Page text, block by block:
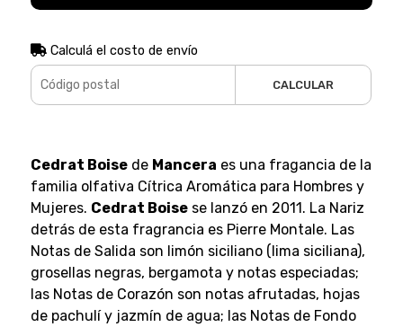
Calculá el costo de envío
CALCULAR
Cedrat Boisede Mancera es una fragancia de la
familia olfativa Cítrica Aromática para Hombres y
Mujeres. Cedrat Boisese lanzó en 2011. La Nariz
detrás de esta fragrancia es Pierre Montale. Las
Notas de Salida son limón siciliano (lima siciliana),
grosellas negras, bergamota y notas especiadas;
las Notas de Corazón son notas afrutadas, hojas
de pachulí y jazmín de agua; las Notas de Fondo